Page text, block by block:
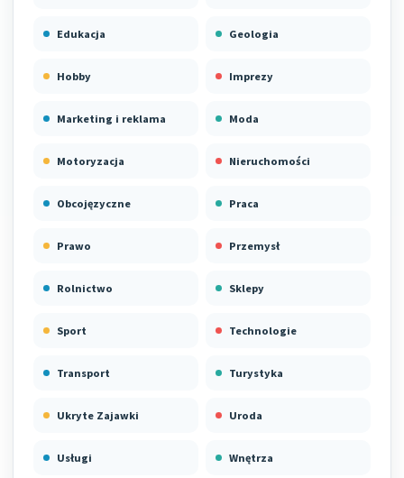
Edukacja Geologia
Hobby Imprezy
Marketing i reklama Moda
Motoryzacja Nieruchomości
Obcojęzyczne Praca
Prawo Przemysł
Rolnictwo Sklepy
Sport Technologie
Transport Turystyka
Ukryte Zajawki Uroda
Usługi Wnętrza